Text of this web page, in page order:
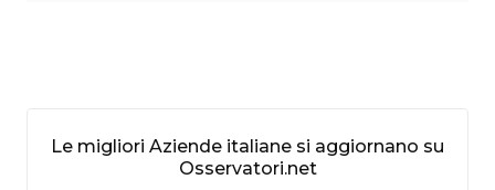
Le migliori Aziende italiane si aggiornano su
Osservatori.net